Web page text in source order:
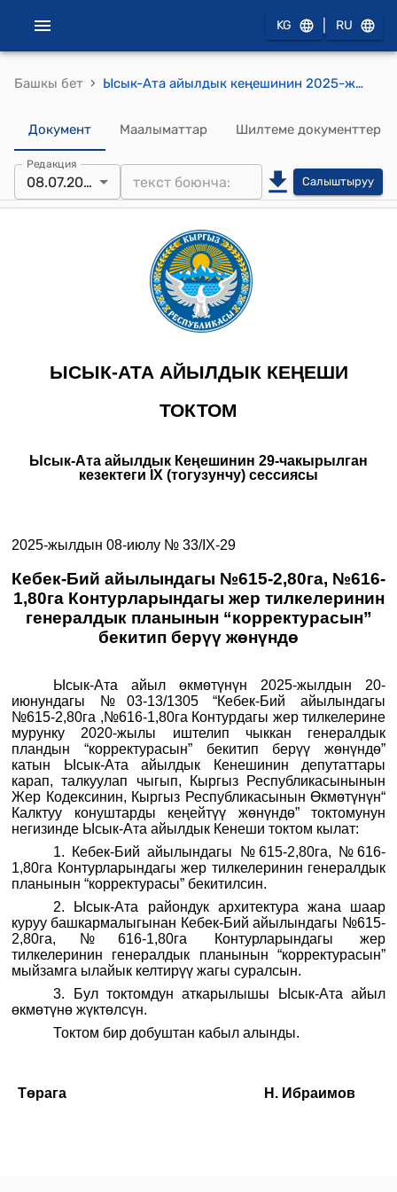
KG RU
Башкы бет › Ысык-Ата айылдык кеңешинин 2025-жылдын 8-июлундагы № 33/IX-29 "Кебек-Бий айылындагы №615-2,80га, №616-1,80га Контурларындагы жер тилкелеринин генералдык планынын “корректурасын” бекитип берүү жөнүндө" токтому
Документ Маалыматтар Шилтеме документтер
Редакция
08.07.2025 Салыштыруу